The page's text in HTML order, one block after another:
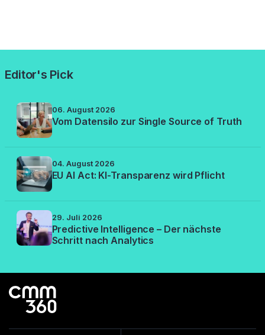
Editor's Pick
06. August 2026
Vom Datensilo zur Single Source of Truth
04. August 2026
EU AI Act: KI-Transparenz wird Pflicht
29. Juli 2026
Predictive Intelligence – Der nächste
Schritt nach Analytics